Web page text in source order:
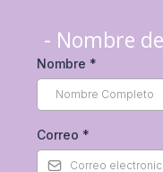
- Nombre
Nombre *
Correo *